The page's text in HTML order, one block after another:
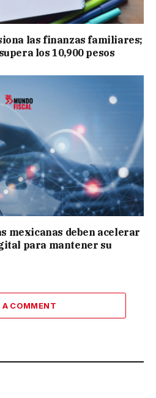
las finanzas familiares;
los 10,900 pesos
mexicanas deben acelerar
para mantener su
A COMMENT